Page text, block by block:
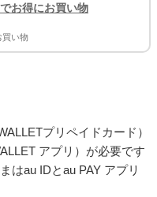
お得にお買い物
買い物
プリペイドカード）
アプリ）が必要です
はau IDとau PAY アプリ